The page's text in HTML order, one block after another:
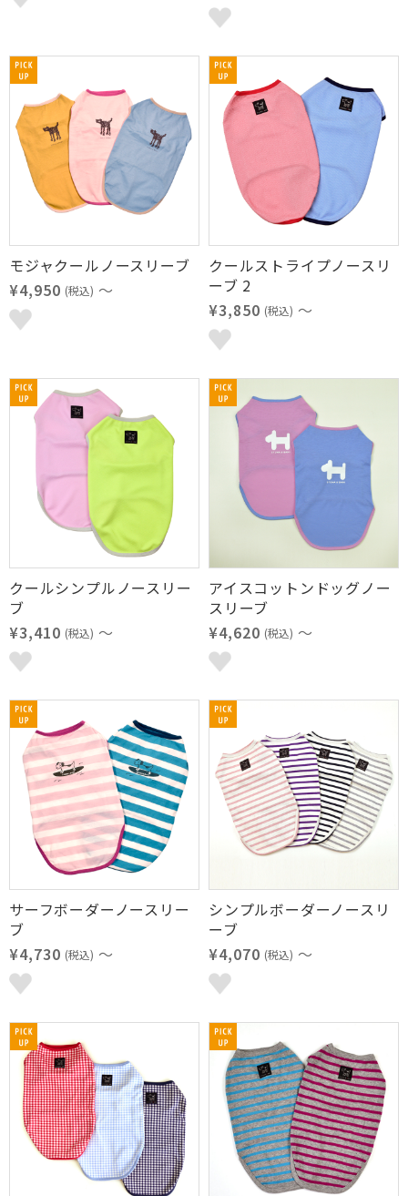
モジャクールノースリーブ
¥4,950 (税込) ～
クールストライプノースリ
ーブ 2
¥3,850 (税込) ～
クールシンプルノースリー
ブ
¥3,410 (税込) ～
アイスコットンドッグノー
スリーブ
¥4,620 (税込) ～
サーフボーダーノースリー
ブ
¥4,730 (税込) ～
シンプルボーダーノースリ
ーブ
¥4,070 (税込) ～